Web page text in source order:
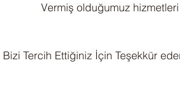
Vermiş olduğumuz
Bizi Tercih Ettiğiniz İçin Teşekkür